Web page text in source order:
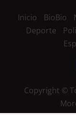
Inicio BioBio
Deporte
Copyright ©